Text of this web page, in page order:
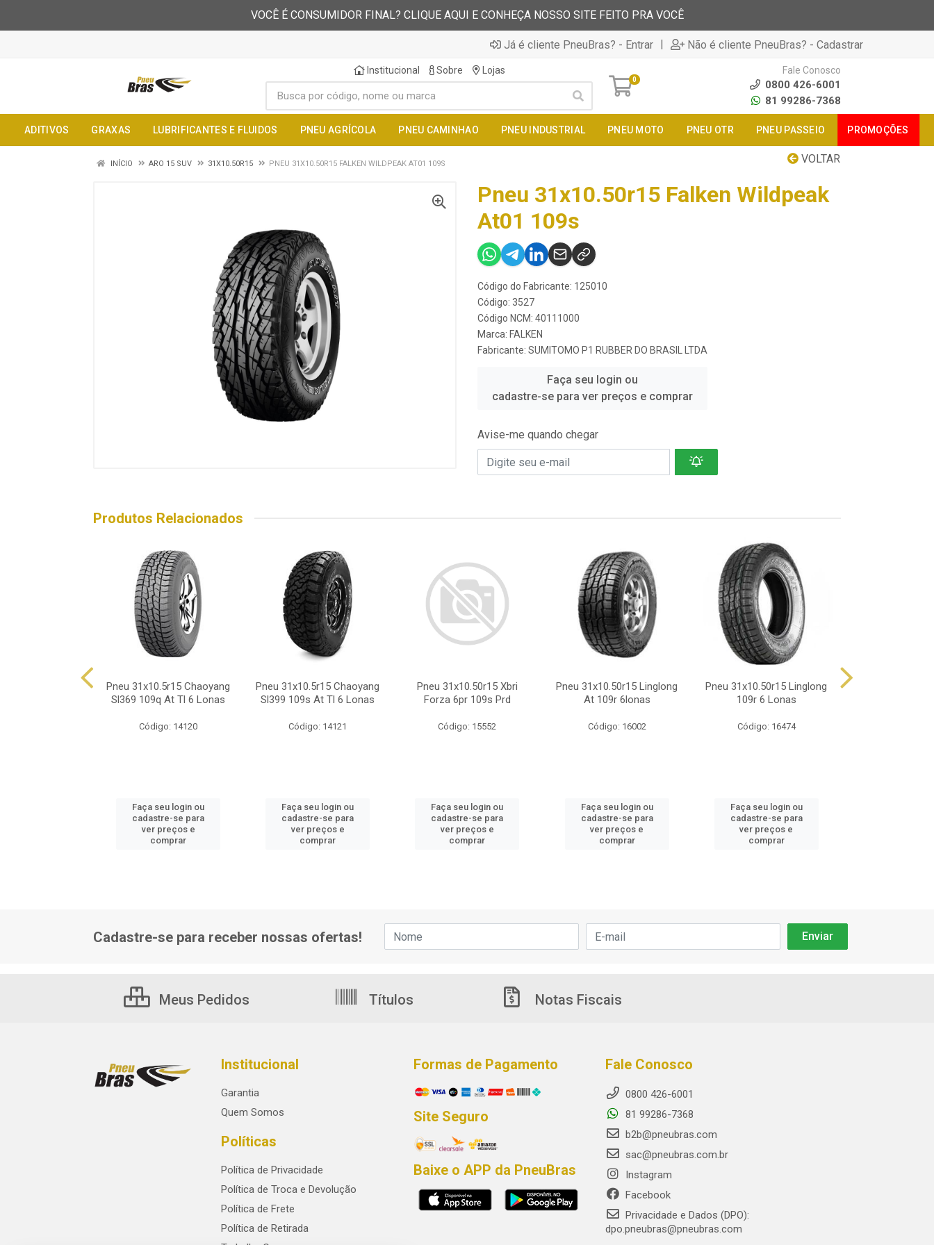
VOCÊ É CONSUMIDOR FINAL? CLIQUE AQUI E CONHEÇA NOSSO SITE FEITO PRA VOCÊ
Já é cliente PneuBras? - Entrar | Não é cliente PneuBras? - Cadastrar
Institucional Sobre Lojas
0
Fale Conosco
0800 426-6001
81 99286-7368
ADITIVOS GRAXAS LUBRIFICANTES E FLUIDOS PNEU AGRÍCOLA PNEU CAMINHAO PNEU INDUSTRIAL PNEU MOTO PNEU OTR PNEU PASSEIO PROMOÇÕES
VOLTAR
INÍCIO ARO 15 SUV 31X10.50R15 PNEU 31X10.50R15 FALKEN WILDPEAK AT01 109S
Pneu 31x10.50r15 Falken Wildpeak
At01 109s
Código do Fabricante: 125010
Código: 3527
Código NCM: 40111000
Marca: FALKEN
Fabricante: SUMITOMO P1 RUBBER DO BRASIL LTDA
Faça seu login ou
cadastre-se para ver preços e comprar
Avise-me quando chegar
Produtos Relacionados
Pneu 31x10.5r15 Chaoyang
Sl369 109q At Tl 6 Lonas
Código: 14120
Faça seu login ou
cadastre-se para
ver preços e
comprar
Pneu 31x10.5r15 Chaoyang
Sl399 109s At Tl 6 Lonas
Código: 14121
Faça seu login ou
cadastre-se para
ver preços e
comprar
Pneu 31x10.50r15 Xbri
Forza 6pr 109s Prd
Código: 15552
Faça seu login ou
cadastre-se para
ver preços e
comprar
Pneu 31x10.50r15 Linglong
At 109r 6lonas
Código: 16002
Faça seu login ou
cadastre-se para
ver preços e
comprar
Pneu 31x10.50r15 Linglong
109r 6 Lonas
Código: 16474
Faça seu login ou
cadastre-se para
ver preços e
comprar
Cadastre-se para receber nossas ofertas!
Meus Pedidos Títulos Notas Fiscais
Institucional
Garantia
Quem Somos
Políticas
Política de Privacidade
Política de Troca e Devolução
Política de Frete
Política de Retirada
Formas de Pagamento
Site Seguro
Baixe o APP da PneuBras
Fale Conosco
0800 426-6001
81 99286-7368
b2b@pneubras.com
sac@pneubras.com.br
Instagram
Facebook
Privacidade e Dados (DPO):
dpo.pneubras@pneubras.com